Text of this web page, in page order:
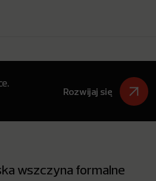
Rozwijaj się
wszczyna formalne